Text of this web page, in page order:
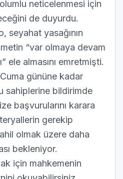
neticelenmesi için
de duyurdu.
seyahat yasağının
“var olmaya devam
ele almasını emretmişti.
gününe kadar
sahiplerine bildirimde
başvurularını karara
gerekip
olmak üzere daha
bekleniyor.
için mahkemenin